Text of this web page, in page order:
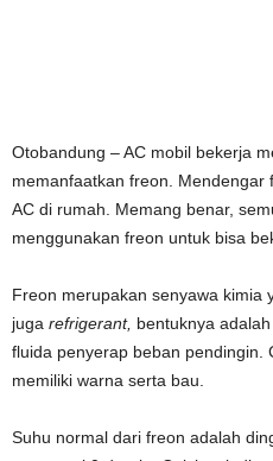
Otobandung – AC mobil bekerja
memanfaatkan freon. Mendengar
AC di rumah. Memang benar,
menggunakan freon untuk bisa
Freon merupakan senyawa kimia
juga refrigerant, bentuknya
fluida penyerap beban pendingin.
memiliki warna serta bau.
Suhu normal dari freon adalah